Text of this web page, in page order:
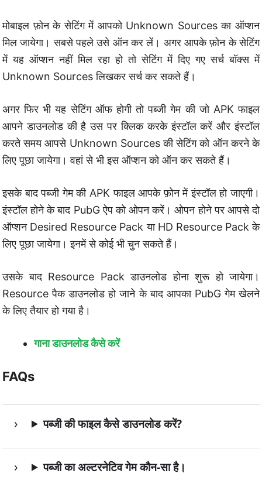
मोबाइल फ़ोन के सेटिंग में आपको Unknown Sources का ऑप्शन
मिल जायेगा। सबसे पहले उसे ऑन कर लें। अगर आपके फ़ोन के सेटिंग
में यह ऑप्शन नहीं मिल रहा हो तो सेटिंग में दिए गए सर्च बॉक्स में
Unknown Sources लिखकर सर्च कर सकते हैं।
अगर फिर भी यह सेटिंग ऑफ होगी तो पब्जी गेम की जो APK फाइल
आपने डाउनलोड की है उस पर क्लिक करके इंस्टॉल करें और इंस्टॉल
करते समय आपसे Unknown Sources की सेटिंग को ऑन करने के
लिए पूछा जायेगा। वहां से भी इस ऑप्शन को ऑन कर सकते हैं।
इसके बाद पब्जी गेम की APK फाइल आपके फ़ोन में इंस्टॉल हो जाएगी।
इंस्टॉल होने के बाद PubG ऐप को ओपन करें। ओपन होने पर आपसे दो
ऑप्शन Desired Resource Pack या HD Resource Pack के
लिए पूछा जायेगा। इनमें से कोई भी चुन सकते हैं।
उसके बाद Resource Pack डाउनलोड होना शुरू हो जायेगा।
Resource पैक डाउनलोड हो जाने के बाद आपका PubG गेम खेलने
के लिए तैयार हो गया है।
गाना डाउनलोड कैसे करें
FAQs
पब्जी की फाइल कैसे डाउनलोड करें?
पब्जी का अल्टरनेटिव गेम कौन-सा है।